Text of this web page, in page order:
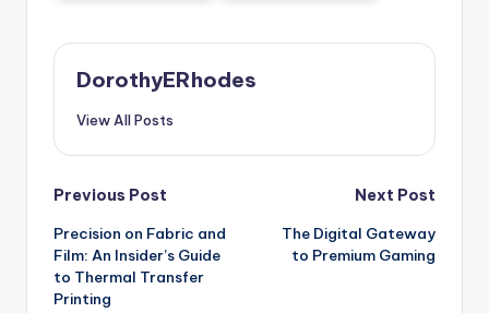
DorothyERhodes
View All Posts
Post
navigation
Previous Post
Precision on Fabric and
Film: An Insider’s Guide
to Thermal Transfer
Printing
Next Post
The Digital Gateway
to Premium Gaming